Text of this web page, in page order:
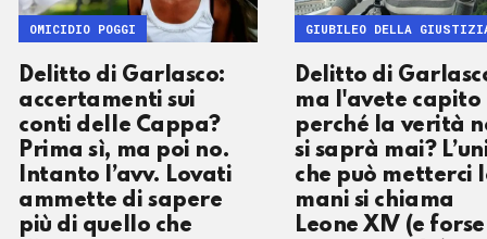
Delitto di Garlasco:
accertamenti sui
conti delle Cappa?
Prima sì, ma poi no.
Intanto l’avv. Lovati
ammette di sapere
più di quello che
OMICIDIO POGGI
Delitto di
ma l'avete capito
perché la verità
si saprà mai?
che può metterci
mani si chiama
Leone XIV (e
GIUBILEO DELLA